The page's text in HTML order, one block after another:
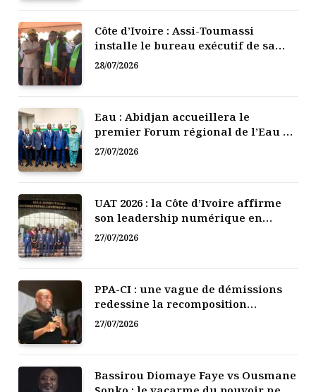
Côte d’Ivoire : Assi-Toumassi
installe le bureau exécutif de sa
mutuelle de développement
28/07/2026
Eau : Abidjan accueillera le
premier Forum régional de l’Eau de
l’Afrique de l’Ouest
27/07/2026
UAT 2026 : la Côte d’Ivoire affirme
son leadership numérique en
Afrique
27/07/2026
PPA-CI : une vague de démissions
redessine la recomposition
politique
27/07/2026
Bassirou Diomaye Faye vs Ousmane